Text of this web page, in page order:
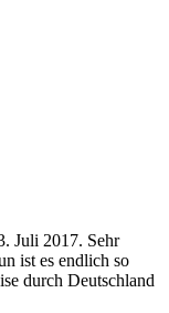
Juli 2017. Sehr
ist es endlich so
durch Deutschland